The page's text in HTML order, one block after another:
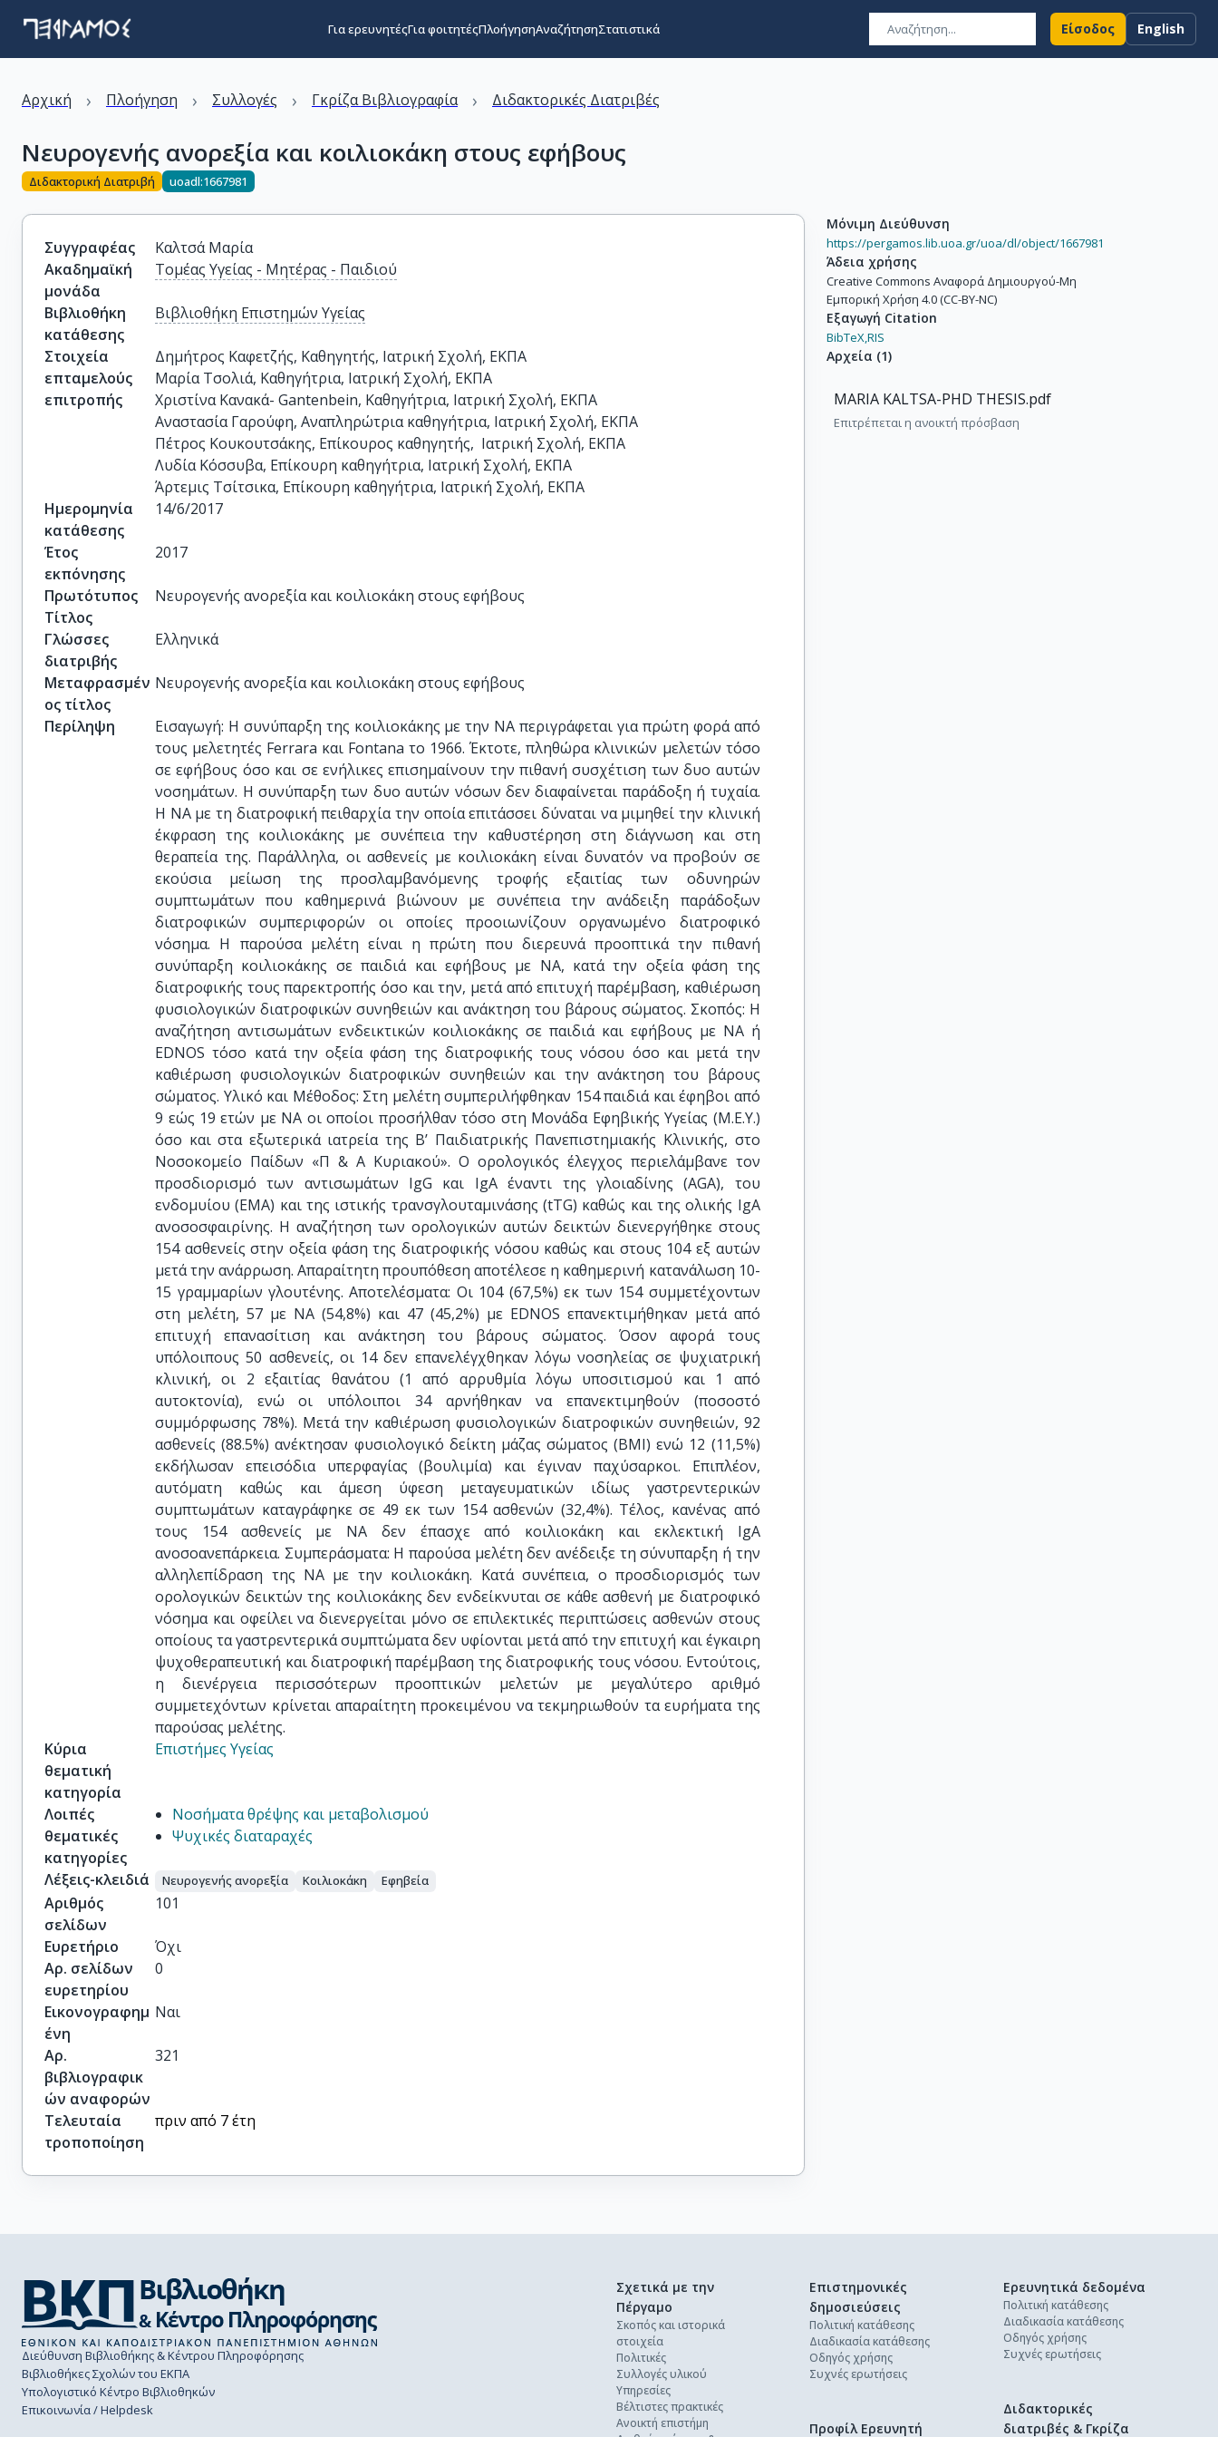
Για ερευνητέςΓια φοιτητέςΠλοήγησηΑναζήτησηΣτατιστικά Είσοδος English
Αρχική › Πλοήγηση › Συλλογές › Γκρίζα Βιβλιογραφία › Διδακτορικές Διατριβές
Νευρογενής ανορεξία και κοιλιοκάκη στους εφήβους
Διδακτορική Διατριβή uoadl:1667981
Συγγραφέας
Καλτσά Μαρία
Ακαδημαϊκή
μονάδα
Τομέας Υγείας - Μητέρας - Παιδιού
Βιβλιοθήκη
κατάθεσης
Βιβλιοθήκη Επιστημών Υγείας
Στοιχεία
επταμελούς
επιτροπής
Δημήτρος Καφετζής, Καθηγητής, Ιατρική Σχολή, ΕΚΠΑ
Μαρία Τσολιά, Καθηγήτρια, Ιατρική Σχολή, ΕΚΠΑ
Χριστίνα Κανακά- Gantenbein, Καθηγήτρια, Ιατρική Σχολή, ΕΚΠΑ
Αναστασία Γαρούφη, Αναπληρώτρια καθηγήτρια, Ιατρική Σχολή, ΕΚΠΑ
Πέτρος Κουκουτσάκης, Επίκουρος καθηγητής,  Ιατρική Σχολή, ΕΚΠΑ
Λυδία Κόσσυβα, Επίκουρη καθηγήτρια, Ιατρική Σχολή, ΕΚΠΑ
Άρτεμις Τσίτσικα, Επίκουρη καθηγήτρια, Ιατρική Σχολή, ΕΚΠΑ
Ημερομηνία
κατάθεσης
14/6/2017
Έτος
εκπόνησης
2017
Πρωτότυπος
Τίτλος
Νευρογενής ανορεξία και κοιλιοκάκη στους εφήβους
Γλώσσες
διατριβής
Ελληνικά
Μεταφρασμέν
ος τίτλος
Νευρογενής ανορεξία και κοιλιοκάκη στους εφήβους
Περίληψη
Εισαγωγή: Η συνύπαρξη της κοιλιοκάκης με την ΝΑ περιγράφεται για πρώτη φορά από
τους μελετητές Ferrara και Fontana το 1966. Έκτοτε, πληθώρα κλινικών μελετών τόσο
σε εφήβους όσο και σε ενήλικες επισημαίνουν την πιθανή συσχέτιση των δυο αυτών
νοσημάτων. Η συνύπαρξη των δυο αυτών νόσων δεν διαφαίνεται παράδοξη ή τυχαία.
Η ΝΑ με τη διατροφική πειθαρχία την οποία επιτάσσει δύναται να μιμηθεί την κλινική
έκφραση της κοιλιοκάκης με συνέπεια την καθυστέρηση στη διάγνωση και στη
θεραπεία της. Παράλληλα, οι ασθενείς με κοιλιοκάκη είναι δυνατόν να προβούν σε
εκούσια μείωση της προσλαμβανόμενης τροφής εξαιτίας των οδυνηρών
συμπτωμάτων που καθημερινά βιώνουν με συνέπεια την ανάδειξη παράδοξων
διατροφικών συμπεριφορών οι οποίες προοιωνίζουν οργανωμένο διατροφικό
νόσημα. Η παρούσα μελέτη είναι η πρώτη που διερευνά προοπτικά την πιθανή
συνύπαρξη κοιλιοκάκης σε παιδιά και εφήβους με ΝΑ, κατά την οξεία φάση της
διατροφικής τους παρεκτροπής όσο και την, μετά από επιτυχή παρέμβαση, καθιέρωση
φυσιολογικών διατροφικών συνηθειών και ανάκτηση του βάρους σώματος. Σκοπός: Η
αναζήτηση αντισωμάτων ενδεικτικών κοιλιοκάκης σε παιδιά και εφήβους με ΝΑ ή
ΕDNOS τόσο κατά την οξεία φάση της διατροφικής τους νόσου όσο και μετά την
καθιέρωση φυσιολογικών διατροφικών συνηθειών και την ανάκτηση του βάρους
σώματος. Υλικό και Μέθοδος: Στη μελέτη συμπεριλήφθηκαν 154 παιδιά και έφηβοι από
9 εώς 19 ετών με ΝΑ οι οποίοι προσήλθαν τόσο στη Μονάδα Εφηβικής Υγείας (Μ.Ε.Υ.)
όσο και στα εξωτερικά ιατρεία της Β’ Παιδιατρικής Πανεπιστημιακής Κλινικής, στο
Νοσοκομείο Παίδων «Π & Α Κυριακού». Ο ορολογικός έλεγχος περιελάμβανε τον
προσδιορισμό των αντισωμάτων IgG και IgA έναντι της γλοιαδίνης (AGA), του
ενδομυίου (EMA) και της ιστικής τρανσγλουταμινάσης (tTG) καθώς και της ολικής IgA
ανοσοσφαιρίνης. Η αναζήτηση των ορολογικών αυτών δεικτών διενεργήθηκε στους
154 ασθενείς στην οξεία φάση της διατροφικής νόσου καθώς και στους 104 εξ αυτών
μετά την ανάρρωση. Απαραίτητη προυπόθεση αποτέλεσε η καθημερινή κατανάλωση 10-
15 γραμμαρίων γλουτένης. Αποτελέσματα: Oι 104 (67,5%) εκ των 154 συμμετέχοντων
στη μελέτη, 57 με ΝΑ (54,8%) και 47 (45,2%) με EDNOS επανεκτιμήθηκαν μετά από
επιτυχή επανασίτιση και ανάκτηση του βάρους σώματος. Όσον αφορά τους
υπόλοιπους 50 ασθενείς, οι 14 δεν επανελέγχθηκαν λόγω νοσηλείας σε ψυχιατρική
κλινική, οι 2 εξαιτίας θανάτου (1 από αρρυθμία λόγω υποσιτισμού και 1 από
αυτοκτονία), ενώ οι υπόλοιποι 34 αρνήθηκαν να επανεκτιμηθούν (ποσοστό
συμμόρφωσης 78%). Μετά την καθιέρωση φυσιολογικών διατροφικών συνηθειών, 92
ασθενείς (88.5%) ανέκτησαν φυσιολογικό δείκτη μάζας σώματος (BMI) ενώ 12 (11,5%)
εκδήλωσαν επεισόδια υπερφαγίας (βουλιμία) και έγιναν παχύσαρκοι. Επιπλέον,
αυτόματη καθώς και άμεση ύφεση μεταγευματικών ιδίως γαστρεντερικών
συμπτωμάτων καταγράφηκε σε 49 εκ των 154 ασθενών (32,4%). Τέλος, κανένας από
τους 154 ασθενείς με ΝΑ δεν έπασχε από κοιλιοκάκη και εκλεκτική IgA
ανοσοανεπάρκεια. Συμπεράσματα: Η παρούσα μελέτη δεν ανέδειξε τη σύνυπαρξη ή την
αλληλεπίδραση της ΝΑ με την κοιλιοκάκη. Κατά συνέπεια, ο προσδιορισμός των
ορολογικών δεικτών της κοιλιοκάκης δεν ενδείκνυται σε κάθε ασθενή με διατροφικό
νόσημα και οφείλει να διενεργείται μόνο σε επιλεκτικές περιπτώσεις ασθενών στους
οποίους τα γαστρεντερικά συμπτώματα δεν υφίονται μετά από την επιτυχή και έγκαιρη
ψυχοθεραπευτική και διατροφική παρέμβαση της διατροφικής τους νόσου. Εντούτοις,
η διενέργεια περισσότερων προοπτικών μελετών με μεγαλύτερο αριθμό
συμμετεχόντων κρίνεται απαραίτητη προκειμένου να τεκμηριωθούν τα ευρήματα της
παρούσας μελέτης.
Κύρια
θεματική
κατηγορία
Επιστήμες Υγείας
Λοιπές
θεματικές
κατηγορίες
Νοσήματα θρέψης και μεταβολισμού
Ψυχικές διαταραχές
Λέξεις-κλειδιά Νευρογενής ανορεξία Κοιλιοκάκη Εφηβεία
Αριθμός
σελίδων
101
Ευρετήριο
Όχι
Αρ. σελίδων
ευρετηρίου
0
Εικονογραφημ
ένη
Ναι
Αρ.
βιβλιογραφικ
ών αναφορών
321
Τελευταία
τροποποίηση
πριν από 7 έτη
Μόνιμη Διεύθυνση
https://pergamos.lib.uoa.gr/uoa/dl/object/1667981
Άδεια χρήσης
Creative Commons Αναφορά Δημιουργού-Μη
Εμπορική Χρήση 4.0 (CC-BY-NC)
Εξαγωγή Citation
BibTeX,RIS
Αρχεία (1)
MARIA KALTSA-PHD THESIS.pdf
Επιτρέπεται η ανοικτή πρόσβαση
Διεύθυνση Βιβλιοθήκης & Κέντρου Πληροφόρησης
Βιβλιοθήκες Σχολών του ΕΚΠΑ
Υπολογιστικό Κέντρο Βιβλιοθηκών
Επικοινωνία / Helpdesk
Σχετικά με την
Πέργαμο
Σκοπός και ιστορικά
στοιχεία
Πολιτικές
Συλλογές υλικού
Υπηρεσίες
Βέλτιστες πρακτικές
Ανοικτή επιστήμη
Επιστημονικές
δημοσιεύσεις
Πολιτική κατάθεσης
Διαδικασία κατάθεσης
Οδηγός χρήσης
Συχνές ερωτήσεις
Ερευνητικά δεδομένα
Πολιτική κατάθεσης
Διαδικασία κατάθεσης
Οδηγός χρήσης
Συχνές ερωτήσεις
Διδακτορικές
διατριβές & Γκρίζα
Προφίλ Ερευνητή